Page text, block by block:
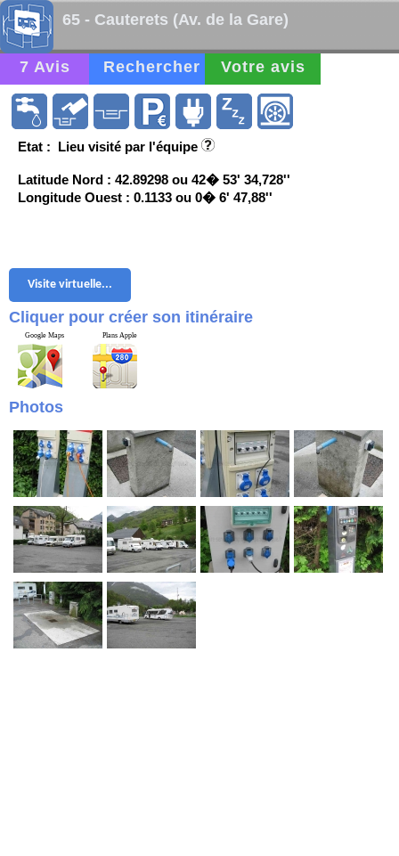
65 - Cauterets (Av. de la Gare)
7 Avis Rechercher Votre avis
Etat : Lieu visité par l'équipe
Latitude Nord : 42.89298 ou 42� 53' 34,728''
Longitude Ouest : 0.1133 ou 0� 6' 47,88''
Visite virtuelle...
Cliquer pour créer son itinéraire
Google Maps Plans Apple
Photos